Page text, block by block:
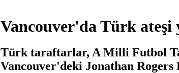
Vancouver'da Türk ateşi
Türk taraftarlar, A Milli Futbol
Vancouver'deki Jonathan